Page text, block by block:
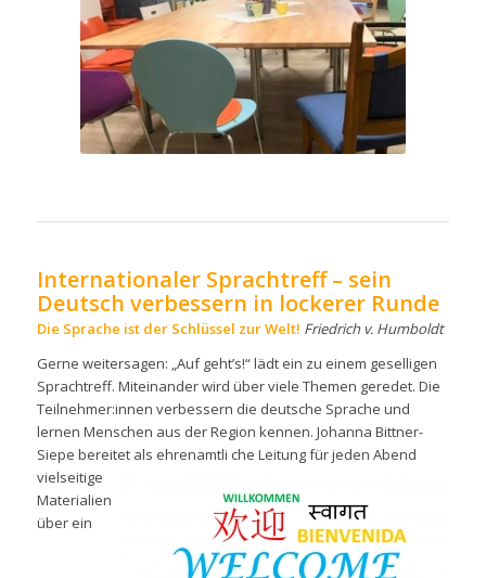
Internationaler Sprachtreff – sein
Deutsch verbessern in lockerer Runde
Die Sprache ist der Schlüssel zur Welt! Friedrich v. Humboldt
Gerne weitersagen: „Auf geht’s!“ lädt ein zu einem geselligen
Sprachtreff. Miteinander wird über viele Themen geredet. Die
Teilnehmer:innen verbessern die deutsche Sprache und
lernen Menschen aus der Region kennen. Johanna Bittner-
Siepe bereitet als ehrenamtli che Leitung für jeden Abend
vielseitige
Materialien
über ein